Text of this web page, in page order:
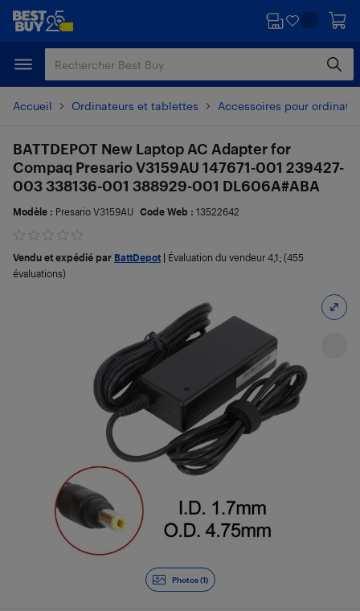
Passer
principal
Passer
Accueil Ordinateurs et tablettes Accessoires pour
Photos (1)
BATTDEPOT New Laptop AC Adapter for
Compaq Presario V3159AU 147671-001 239427-
003 338136-001 388929-001 DL606A#ABA
Modèle : Presario V3159AU Code Web : 13522642
Vendu et expédié par BattDepot Évaluation du vendeur 4,1; (455
évaluations)